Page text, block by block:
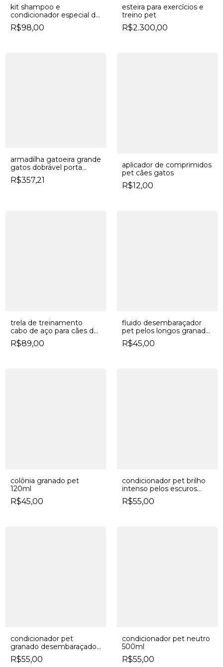
kit shampoo e
condicionador especial de
pet bully nutrition
especial abuldogados
R$98,00
esteira para exercícios e
treino pet
R$2.300,00
armadilha gatoeira grande
gatos dobrável porta
automática
R$357,21
aplicador de comprimidos
pet cães gatos
R$12,00
trela de treinamento
cabo de aço para cães de
duas fivelas
R$89,00
fluido desembaraçador
pet pelos longos granado
200ml
R$45,00
colônia granado pet
120ml
R$45,00
condicionador pet brilho
intenso pelos escuros
500ml
R$55,00
condicionador pet
granado desembaraçador
pelos longos 500ml
R$55,00
condicionador pet neutro
500ml
R$55,00